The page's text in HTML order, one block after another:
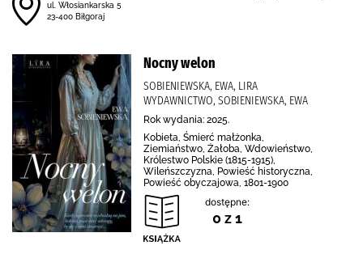
ul. Włosiankarska 5
23-400 Biłgoraj
Nocny welon
SOBIENIEWSKA, EWA, LIRA
WYDAWNICTWO, SOBIENIEWSKA, EWA
Rok wydania: 2025.
Kobieta, Śmierć małżonka,
Ziemiaństwo, Żałoba, Wdowieństwo,
Królestwo Polskie (1815-1915),
Wileńszczyzna, Powieść historyczna,
Powieść obyczajowa, 1801-1900
dostępne:
0 z 1